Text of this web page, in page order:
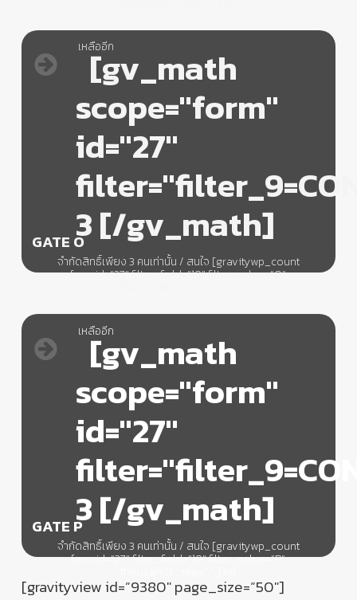
เหลืออีก
[gv_math
scope="form"
id="27"
3 [/gv_math]
GATE O
จำกัดสิทธิ์เพียง 3 คนเท่านั้น / สนใจ [gravitywp_count
formid=”27″ filter_field=”19″ filter_value=”O”
เหลืออีก
[gv_math
scope="form"
id="27"
3 [/gv_math]
GATE P
จำกัดสิทธิ์เพียง 3 คนเท่านั้น / สนใจ [gravitywp_count
formid=”27″ filter_field=”19″ filter_value=”P”
[gravityview id=”9380″ page_size=”50″]